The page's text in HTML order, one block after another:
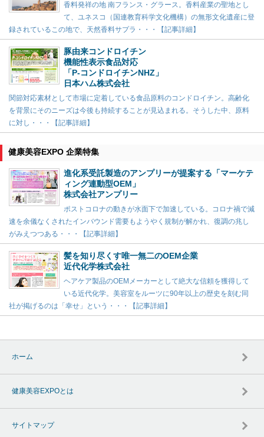
香料発祥の地 南フランス・グラース。香料産業の聖地とし
て、ユネスコ（国連教育科学文化機構）の無形文化遺産に登
録されているこの地で、天然香料サプラ・・・【記事詳細】
豚由来コンドロイチン
機能性表示食品対応
「P-コンドロイチンNHZ」
日本ハム株式会社
関節対応素材として市場に定着している食品原料のコンドロイチン。高齢化
を背景にそのニーズは今後も持続することが見込まれる。そうした中、原料
に対し・・・【記事詳細】
健康美容EXPO 企業特集
進化系受託製造のアンプリーが提案する「マーケテ
ィング連動型OEM」
株式会社アンプリー
ポストコロナの動きが水面下で加速している。コロナ禍で減
速を余儀なくされたインバウンド需要もようやく規制が解かれ、復調の兆し
がみえつつある・・・【記事詳細】
髪を知り尽くす唯一無二のOEM企業
近代化学株式会社
ヘアケア製品のOEMメーカーとして絶大な信頼を獲得して
いる近代化学。美容室をルーツに90年以上の歴史を刻む同
社が掲げるのは「幸せ」という・・・【記事詳細】
ホーム
健康美容EXPOとは
サイトマップ